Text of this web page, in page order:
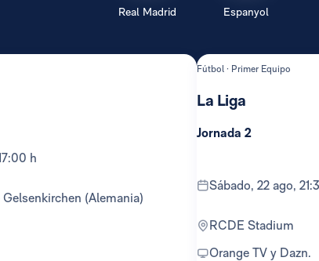
Real Madrid
h
Gelsenkirchen (Alemania)
Espanyol
Fútbol · Primer Equipo
La Liga
Jornada 2
sábado, 22 ago,
RCDE Stadium
Orange TV y Dazn.